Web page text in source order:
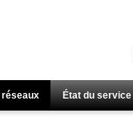
réseaux État du service